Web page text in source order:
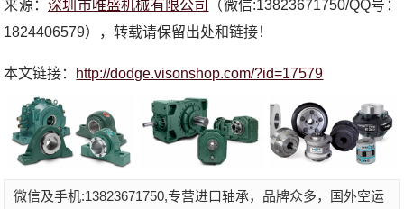
来源：深圳市唯盛机械有限公司
（微信:13823671750/QQ号：
1824406579），转载请保留出处和链接！
本文链接： http://dodge.visonshop.com/?id=17579
微信及手机:13823671750,专营进口轴承，品牌众多，国外空运